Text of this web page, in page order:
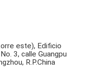
este), Edificio
3, calle Guangpu
R.P.China